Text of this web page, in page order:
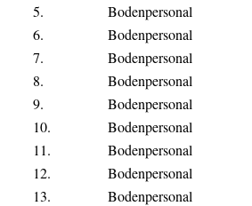
5.
Bodenpersonal
6.
Bodenpersonal
7.
Bodenpersonal
8.
Bodenpersonal
9.
Bodenpersonal
10.
Bodenpersonal
11.
Bodenpersonal
12.
Bodenpersonal
13.
Bodenpersonal